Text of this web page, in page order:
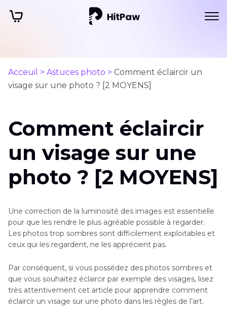
Acceuil > Astuces photo > Comment éclaircir un
visage sur une photo ? [2 MOYENS]
Comment éclaircir
un visage sur une
photo ? [2 MOYENS]
Une correction de la luminosité des images est essentielle
pour que les rendre le plus agréable possible à regarder.
Les photos trop sombres sont difficilement exploitables et
ceux qui les regardent, ne les apprécient pas.
Par conséquent, si vous possédez des photos sombres et
que vous souhaitez éclaircir par exemple des visages, lisez
très attentivement cet article pour apprendre comment
éclaircir un visage sur une photo dans les règles de l’art.